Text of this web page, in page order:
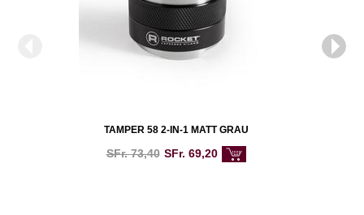
TAMPER 58 2-IN-1 MATT GRAU
SFr.73,40 SFr. 69,20